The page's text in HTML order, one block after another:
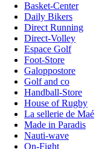
Basket-Center
Daily Bikers
Direct Running
Direct-Volley
Espace Golf
Foot-Store
Galoppostore
Golf and co
Handball-Store
House of Rugby
La sellerie de Maé
Made in Paradis
Nauti-wave
On-Fight